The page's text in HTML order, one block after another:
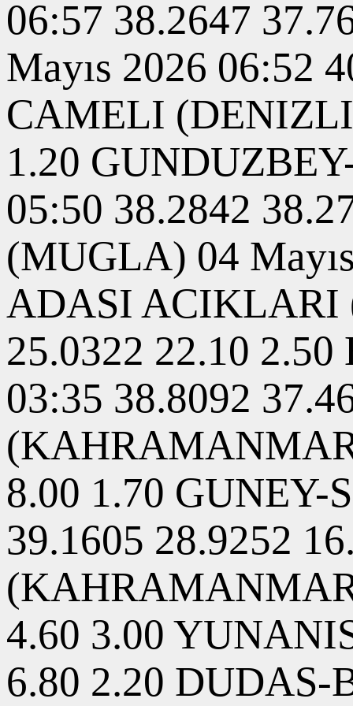
06:57 38.2647
Mayıs 2026 06:52
CAMELI
1.20
05:50 38.2842
(MUGLA) 04
ADASI ACIKLARI
25.0322 22.10
03:35 38.8092
8.00 1.70 GUNEY-
39.1605 28.9252
4.60 3.00
6.80 2.20 DUDAS-